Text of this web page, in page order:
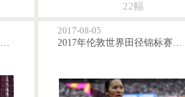
22幅
2017年世界田径锦标赛次日 张文秀晋级女子链球决赛
2017-08-05
2017年伦敦世界田径锦标赛次日 韦永丽11秒37无缘女子100米复赛